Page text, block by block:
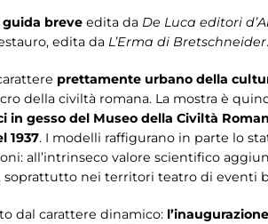
guida breve edita da De Luca editori
edita da L’Erma di Bretschneider.
prettamente urbano della
della civiltà romana. La mostra è
in gesso del Museo della Civiltà
1937. I modelli raffigurano in parte lo
all’intrinseco valore scientifico
soprattutto nei territori teatro di eventi
dal carattere dinamico: